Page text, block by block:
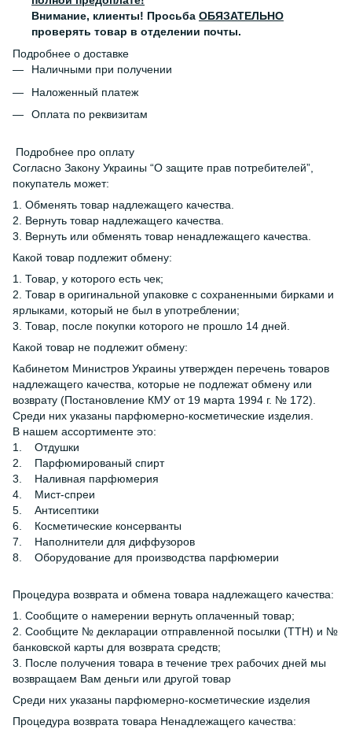
Внимание, клиенты! Просьба ОБЯЗАТЕЛЬНО
проверять товар в отделении почты.
Подробнее о доставке
Наличными при получении
Наложенный платеж
Оплата по реквизитам
Подробнее про оплату
Согласно Закону Украины “О защите прав потребителей”,
покупатель может:
1. Обменять товар надлежащего качества.
2. Вернуть товар надлежащего качества.
3. Вернуть или обменять товар ненадлежащего качества.
Какой товар подлежит обмену:
1. Товар, у которого есть чек;
2. Товар в оригинальной упаковке с сохраненными бирками и
ярлыками, который не был в употреблении;
3. Товар, после покупки которого не прошло 14 дней.
Какой товар не подлежит обмену:
Кабинетом Министров Украины утвержден перечень товаров
надлежащего качества, которые не подлежат обмену или
возврату (Постановление КМУ от 19 марта 1994 г. № 172).
Среди них указаны парфюмерно-косметические изделия.
В нашем ассортименте это:
1. Отдушки
2. Парфюмированый спирт
3. Наливная парфюмерия
4. Мист-спреи
5. Антисептики
6. Косметические консерванты
7. Наполнители для диффузоров
8. Оборудование для производства парфюмерии
Процедура возврата и обмена товара надлежащего качества:
1. Сообщите о намерении вернуть оплаченный товар;
2. Сообщите № декларации отправленной посылки (ТТН) и №
банковской карты для возврата средств;
3. После получения товара в течение трех рабочих дней мы
возвращаем Вам деньги или другой товар
Среди них указаны парфюмерно-косметические изделия
Процедура возврата товара Ненадлежащего качества: